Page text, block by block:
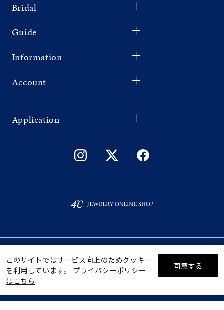
絞り込んで検索する
Bridal
Guide
Information
Account
Application
このサイトではサービス向上のためクッキー
を利用しています。 プライバシーポリシー
はこちら
同意する